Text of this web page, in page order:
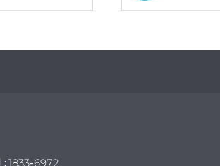
: 1833-6972